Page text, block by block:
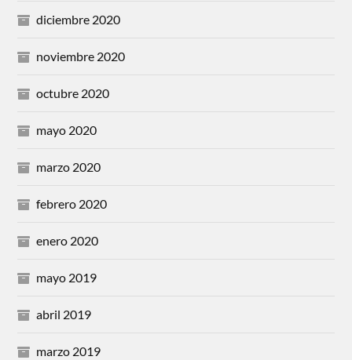
diciembre 2020
noviembre 2020
octubre 2020
mayo 2020
marzo 2020
febrero 2020
enero 2020
mayo 2019
abril 2019
marzo 2019